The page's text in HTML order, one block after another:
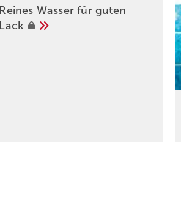
Reines Wasser für guten
Lack